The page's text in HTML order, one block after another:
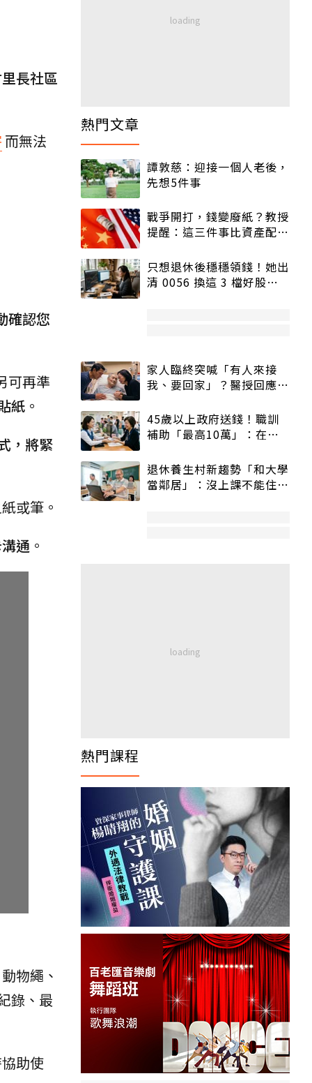
長社區
而無法
確認您
可再準
紙 。
，將緊
或筆。
通 。
物繩、
錄、最
助使
熱門文章
譚敦慈：迎接一個人老後，
先想5件事
戰爭開打，錢變廢紙？教授
提醒：這三件事比資產配置
只想退休後穩穩領錢！她出
清 0056 換這 3 檔好股：
家人臨終突喊「有人來接
我、要回家」？醫授回應方
45歲以上政府送錢！職訓
補助「最高10萬」：在
退休養生村新趨勢「和大學
當鄰居」：沒上課不能住、
熱門課程